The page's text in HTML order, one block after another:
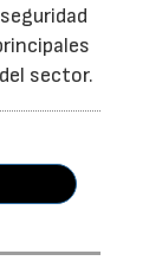
sector.